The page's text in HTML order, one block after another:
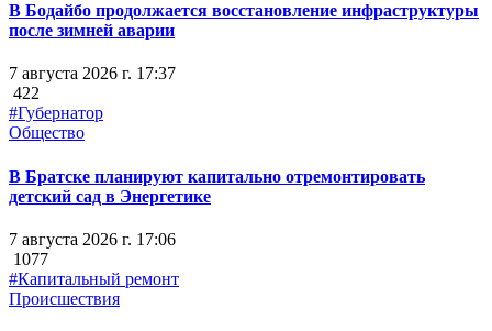
В Бодайбо продолжается восстановление инфраструктуры
после зимней аварии
7 августа 2026 г. 17:37
422
#Губернатор
Общество
В Братске планируют капитально отремонтировать
детский сад в Энергетике
7 августа 2026 г. 17:06
1077
#Капитальный ремонт
Происшествия